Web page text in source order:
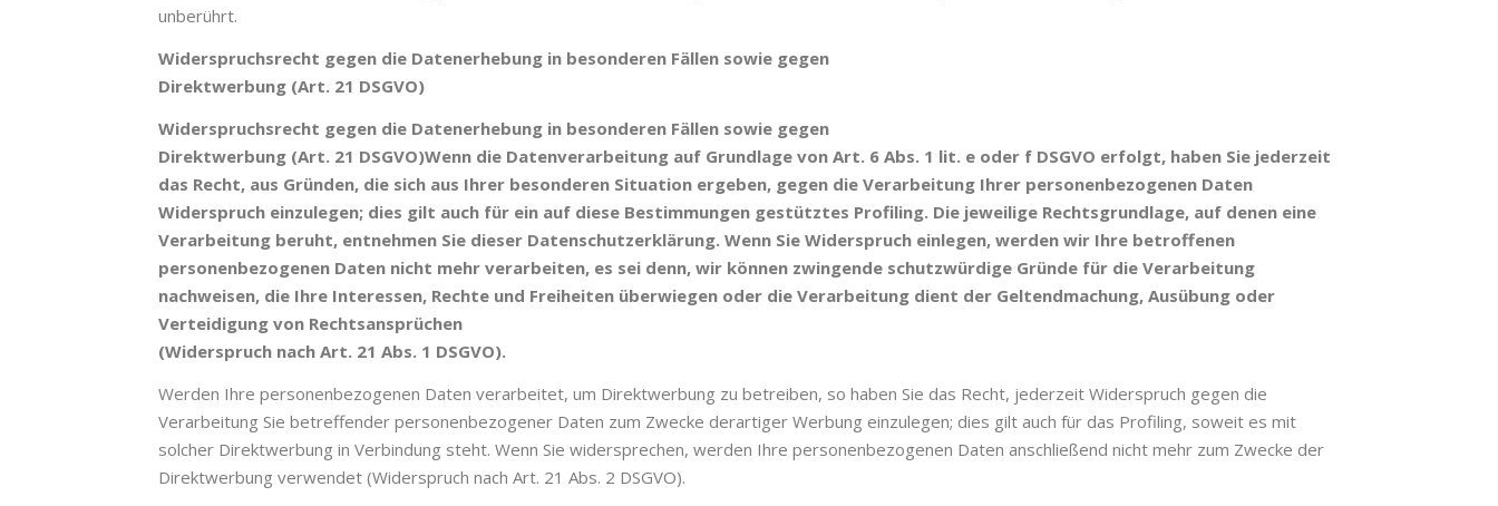
unberührt.
Widerspruchsrecht gegen die Datenerhebung in besonderen Fällen sowie gegen
Direktwerbung (Art. 21 DSGVO)
Widerspruchsrecht gegen die Datenerhebung in besonderen Fällen sowie gegen
Direktwerbung (Art. 21 DSGVO)Wenn die Datenverarbeitung auf Grundlage von Art. 6 Abs. 1 lit. e oder f DSGVO erfolgt, haben Sie jederzeit
das Recht, aus Gründen, die sich aus Ihrer besonderen Situation ergeben, gegen die Verarbeitung Ihrer personenbezogenen Daten
Widerspruch einzulegen; dies gilt auch für ein auf diese Bestimmungen gestütztes Profiling. Die jeweilige Rechtsgrundlage, auf denen eine
Verarbeitung beruht, entnehmen Sie dieser Datenschutzerklärung. Wenn Sie Widerspruch einlegen, werden wir Ihre betroffenen
personenbezogenen Daten nicht mehr verarbeiten, es sei denn, wir können zwingende schutzwürdige Gründe für die Verarbeitung
nachweisen, die Ihre Interessen, Rechte und Freiheiten überwiegen oder die Verarbeitung dient der Geltendmachung, Ausübung oder
Verteidigung von Rechtsansprüchen
(Widerspruch nach Art. 21 Abs. 1 DSGVO).
Werden Ihre personenbezogenen Daten verarbeitet, um Direktwerbung zu betreiben, so haben Sie das Recht, jederzeit Widerspruch gegen die
Verarbeitung Sie betreffender personenbezogener Daten zum Zwecke derartiger Werbung einzulegen; dies gilt auch für das Profiling, soweit es mit
solcher Direktwerbung in Verbindung steht. Wenn Sie widersprechen, werden Ihre personenbezogenen Daten anschließend nicht mehr zum Zwecke der
Direktwerbung verwendet (Widerspruch nach Art. 21 Abs. 2 DSGVO).